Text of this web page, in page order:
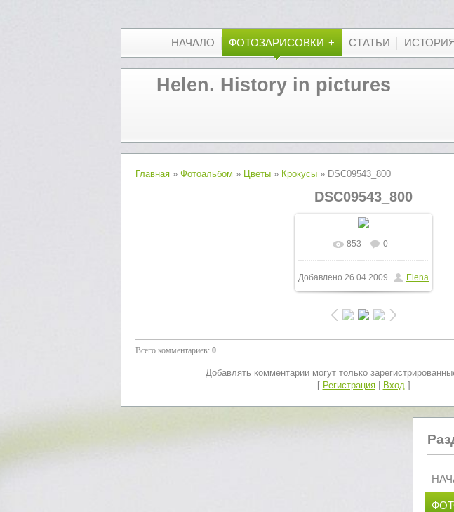
НАЧАЛО ФОТОЗАРИСОВКИ СТАТЬИ
Helen. History in pictures
Главная » Фотоальбом » Цветы » Крокусы » DSC09543_800
DSC09543_800
В реальном размере
800x600/ 386.6Kb
853 0
Добавлено 26.04.2009 Elena
Всего комментариев: 0
Добавлять комментарии могут только
[ Регистрация| Вход]